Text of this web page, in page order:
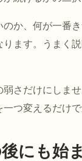
か、何が一番
ます。うまく
さだけにしま
つ変えるだけ
にも始